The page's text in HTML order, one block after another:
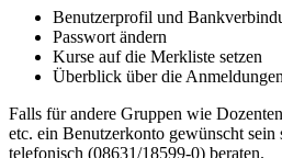
Benutzerprofil und
Passwort ändern
Kurse auf die Merkliste setzen
Überblick über die Anmeldungen
Falls für andere Gruppen wie
etc. ein Benutzerkonto gewünscht
telefonisch (08631/18599-0) beraten.